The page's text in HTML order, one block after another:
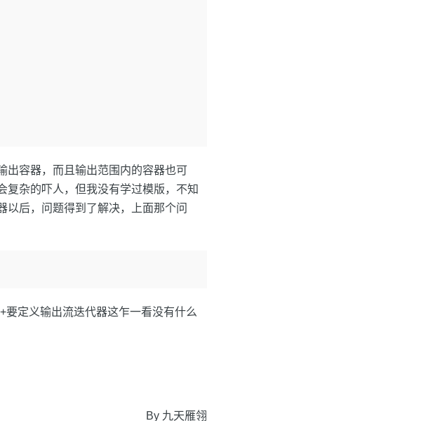
出容器，而且输出范围内的容器也可
复杂的吓人，但我没有学过模版，不知
以后，问题得到了解决，上面那个问
定义输出流迭代器这乍一看没有什么
By 九天雁翎